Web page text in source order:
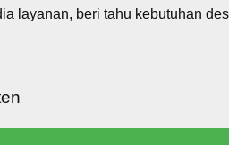
layanan, beri tahu kebutuhan